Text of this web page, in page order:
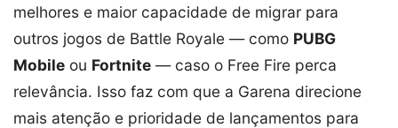
melhores e maior capacidade de migrar para
outros jogos de Battle Royale — como PUBG
Mobile ou Fortnite — caso o Free Fire perca
relevância. Isso faz com que a Garena direcione
mais atenção e prioridade de lançamentos para